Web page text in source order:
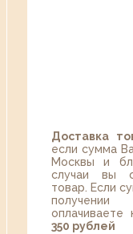
Доставка
если сумма
Москвы и
случаи вы
товар. Если
350 рублей